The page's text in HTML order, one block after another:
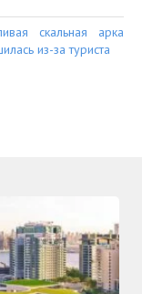
скальная арка
из-за туриста